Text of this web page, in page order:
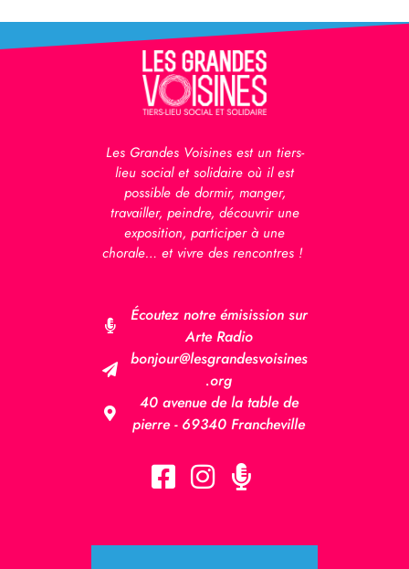
Les Grandes Voisines est un tiers-
lieu social et solidaire où il est
possible de dormir, manger,
travailler, peindre, découvrir une
exposition, participer à une
chorale… et vivre des rencontres !
Écoutez notre émisission sur
Arte Radio
bonjour@lesgrandesvoisines
.org
40 avenue de la table de
pierre - 69340 Francheville